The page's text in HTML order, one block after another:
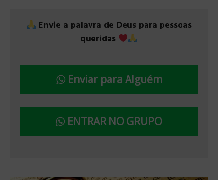
Envie a palavra de Deus para pessoas
queridas
Enviar para Alguém
ENTRAR NO GRUPO